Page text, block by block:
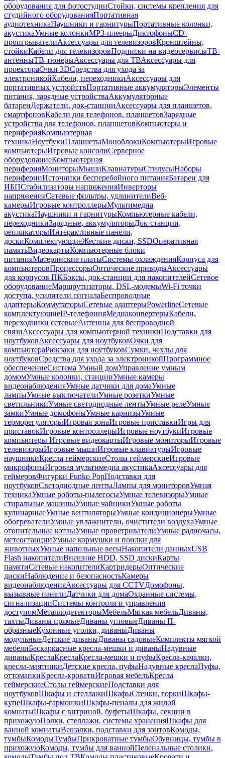
оборудования для фотостудииСтойки, системы крепления для
студийного оборудованияПортативная
аудиотехникаНаушники и гарнитурыПортативные колонки,
акустикаУмные колонкиMP3-плеерыДиктофоныCD-
проигрывателиАксессуары для телевизоровКронштейны,
стойкиКабели для телевизоровПодписки на видеосервисыТВ-
антенныТВ-тюнерыАксессуары для ТВАксессуары для
проектораОчки 3DСредства для ухода за
электроникойКабели, переходникиАксессуары для
портативных устройствПортативные аккумуляторыЭлементы
питания, зарядные устройстваАккумуляторные
батареиДержатели, док-станцииАксессуары для планшетов,
смартфоновКабели для телефонов, планшетовЗарядные
устройства для телефонов, планшетовКомпьютеры и
периферияКомпьютерная
техникаНоутбукиПланшетыМоноблокиКомпьютерыИгровые
компьютерыИгровые консолиСерверное
оборудованиеКомпьютерная
периферияМониторыМышиКлавиатурыСтилусыНаборы
периферииИсточники бесперебойного питанияБатареи для
ИБПСтабилизаторы напряженияИнверторы
напряженияСетевые фильтры, удлинителиВеб-
камерыИгровые контроллерыМультимедиа
акустикаНаушники и гарнитурыКомпьютерные кабели,
переходникиЗарядные, аккумуляторыДок-станции,
репликаторыИнтерактивные панели,
доскиКомплектующиеЖесткие диски, SSDОперативная
памятьВидеокартыКомпьютерные блоки
питанияМатеринские платыСистемы охлажденияКорпуса для
компьютеровПроцессорыОптические приводыАксессуары
для корпусов ПКБоксы, док-станции для накопителейСетевое
оборудованиеМаршрутизаторы, DSL-модемыWi-Fi точки
доступа, усилители сигналаБеспроводные
адаптерыКоммутаторыСетевые адаптерыPowerlineСетевые
комплектующиеIP-телефонияМедиаконвертерыКабели,
переходники сетевыеАнтенны для беспроводной
связиАксессуары для компьютерной техникиПодставки для
ноутбуковАксессуары для ноутбуковОчки для
компьютераРюкзаки для ноутбуковСумки, чехлы для
ноутбуковСредства для ухода за электроникойПрограммное
обеспечениеСистема Умный домУправление умным
домомУмные колонки, станцииУмные камеры
видеонаблюденияУмные датчики для домаУмные
лампыУмные выключателиУмные розеткиУмные
светильникиУмные светодиодные лентыУмные релеУмные
замкиУмные домофоныУмные карнизыУмные
терморегуляторыИгровая зонаИгровые приставкиИгры для
приставокИгровые контроллерыИгровые ноутбукиИгровые
компьютеры Игровые видеокартыИгровые мониторыИгровые
телевизорыИгровые мышиИгровые клавиатурыИгровые
наушникиКресла геймерскиеСтолы геймерскиеИгровые
микрофоныИгровая мультимедиа акустикаАксессуары для
геймеровФигурки Funko PopПодставки для
ноутбуковСветодиодные лентыЛампы для мониторовУмная
техникаУмные роботы-пылесосыУмные телевизорыУмные
стиральные машиныУмные чайникиУмные роботы
кулинарныеУмные вентиляторыУмные кондиционерыУмные
обогревателиУмные увлажнители, очистители воздухаУмные
отопительные котлыУмные проветривателиУмные радиочасы,
метеостанцииУмные кормушки и поилки для
животныхУмные напольные весыНакопители данныхUSB
Flash накопителиВнешние HDD, SSD дискиКарты
памятиСетевые накопителиКартридерыОптические
дискиНаблюдение и безопасностьКамеры
видеонаблюденияАксессуары для CCTVДомофоны,
вызывные панелиДатчики для домаОхранные системы,
сигнализацииСистемы контроля и управления
доступомМеталлодетекторыМебельМягкая мебельДиваны,
тахтыДиваны прямыеДиваны угловыеДиваны П-
образныеКухонные уголки, диваныДиваны
модульныеДетские диваныДиваны садовыеКомплекты мягкой
мебелиБескаркасные кресла-мешки и диваныНадувные
диваныКреслаКреслаКресла-мешки и пуфыКресла-качалки,
кресла-маятникиДетские кресла, пуфыНадувные креслаПуфы,
оттоманкиКресла-кроватиИгровая мебельКресла
геймерскиеСтолы геймерскиеПодставки для
ноутбуковШкафы и стеллажиШкафыСтенки, горкиШкафы-
купеШкафы-гармошкиШкафы-пеналы для жилой
комнатыШкафы с витриной, буфетыШкафы, секции в
прихожуюПолки, стеллажи, системы храненияШкафы для
ванной комнатыВешалки, подставки для зонтовКомоды,
тумбыКомодыТумбыПрикроватные тумбыОбувницы, тумбы в
прихожуюКомоды, тумбы для ваннойПеленальные столики,